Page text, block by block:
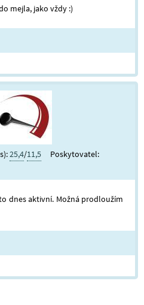
mejla, jako vždy :)
25,4/11,5
Poskytovatel:
dnes aktivní. Možná prodloužím